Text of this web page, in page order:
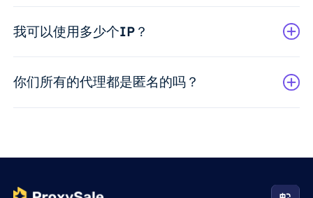
我可以使用多少个IP？
你们所有的代理都是匿名的吗？